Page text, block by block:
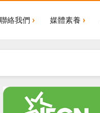
聯絡我們 媒體素養